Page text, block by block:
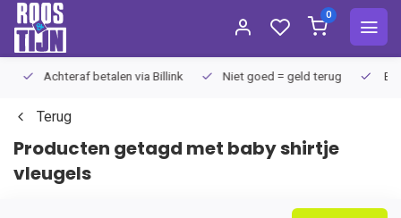
0
Achteraf betalen via Billink Niet goed = geld terug
Terug
Producten getagd met baby shirtje
vleugels